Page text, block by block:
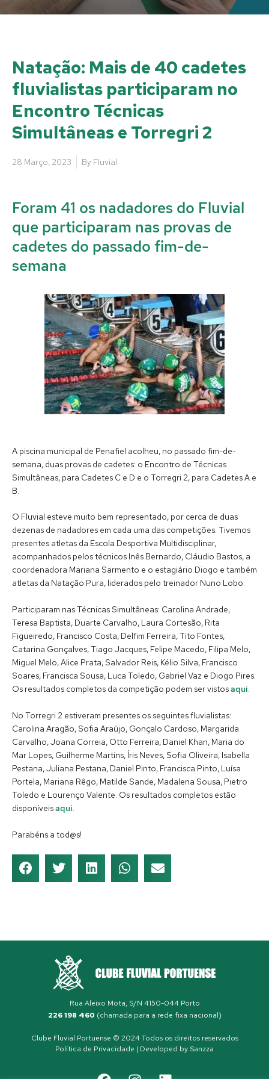
Natação: Mais de 40 cadetes
fluvialistas participaram no
Encontro Técnicas
Simultâneas e Torregri 2
28 Março, 2023 By Fluvial
Foram 41 os nadadores do Fluvial
que participaram nas provas de
cadetes do passado fim-de-
semana
A piscina municipal de Penafiel acolheu, no passado fim-de-
semana, duas provas de cadetes: o Encontro de Técnicas
Simultâneas, para Cadetes C e D e o Torregri 2, para Cadetes A e
B.
O Fluvial esteve muito bem representado, por cerca de duas
dezenas de nadadores em cada uma das competições. Tivemos
presentes atletas da Escola Desportiva Multidisciplinar,
acompanhados pelos técnicos Inês Bernardo, Cláudio Bastos, a
coordenadora Mariana Sarmento e o estagiário Diogo e também
atletas da Natação Pura, liderados pelo treinador Nuno Lobo.
Participaram nas Técnicas Simultâneas: Carolina Andrade,
Teresa Baptista, Duarte Carvalho, Laura Cortesão, Rita
Figueiredo, Francisco Costa, Delfim Ferreira, Tito Fontes,
Catarina Gonçalves, Tiago Jacques, Felipe Macedo, Filipa Melo,
Miguel Melo, Alice Prata, Salvador Reis, Kélio Silva, Francisco
Soares, Francisca Sousa, Luca Toledo, Gabriel Vaz e Diogo Pires.
Os resultados completos da competição podem ser vistosaqui.
No Torregri 2 estiveram presentes os seguintes fluvialistas:
Carolina Aragão, Sofia Araújo, Gonçalo Cardoso, Margarida
Carvalho, Joana Correia, Otto Ferreira, Daniel Khan, Maria do
Mar Lopes, Guilherme Martins, Íris Neves, Sofia Oliveira, Isabella
Pestana, Juliana Pestana, Daniel Pinto, Francisca Pinto, Luísa
Portela, Mariana Rêgo, Matilde Sande, Madalena Sousa, Pietro
Toledo e Lourenço Valente. Os resultados completos estão
disponíveisaqui.
Parabéns a tod@s!
Rua Aleixo Mota, S/N 4150-044 Porto
226 198 460 (chamada para a rede fixa nacional)
Clube Fluvial Portuense © 2024 Todos os direitos reservados
Política de Privacidade | Developed by Sanzza